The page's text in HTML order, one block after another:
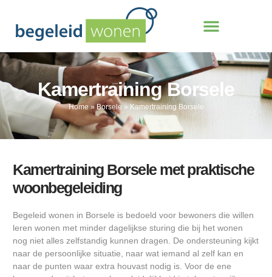
Kamertraining Borsele
Home» Borsele »Kamertraining Borsele
Kamertraining Borsele met praktische
woonbegeleiding
Begeleid wonen in Borsele is bedoeld voor bewoners die willen
leren wonen met minder dagelijkse sturing die bij het wonen
nog niet alles zelfstandig kunnen dragen. De ondersteuning kijkt
naar de persoonlijke situatie, naar wat iemand al zelf kan en
naar de punten waar extra houvast nodig is. Voor de ene